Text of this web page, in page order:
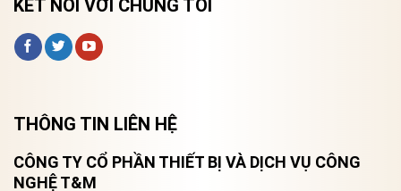
KẾT NỐI VỚI CHÚNG TÔI
THÔNG TIN LIÊN HỆ
CÔNG TY CỔ PHẦN THIẾT BỊ VÀ DỊCH VỤ CÔNG
NGHỆ T&M